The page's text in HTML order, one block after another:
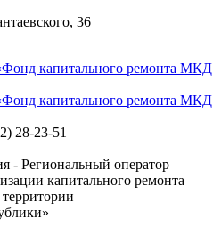
36
28-23-51
- Региональный оператор
капитального ремонта